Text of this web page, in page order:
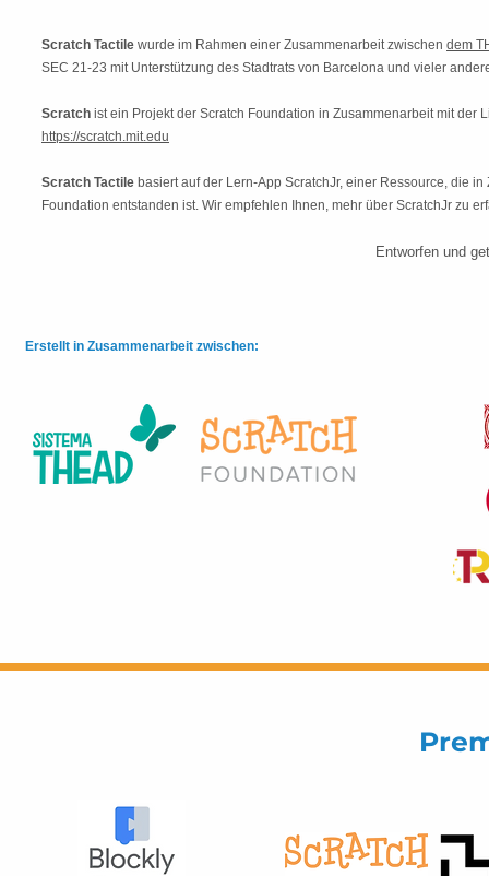
Scratch Tactile wurde im Rahmen einer Zusammenarbeit zwischen dem
SEC 21-23 mit Unterstützung des Stadtrats von Barcelona und vieler
Scratch ist ein Projekt der Scratch Foundation in Zusammenarbeit mit der
https://scratch.mit.edu
Scratch Tactile basiert auf der Lern-App ScratchJr, einer Ressource, die
Foundation entstanden ist. Wir empfehlen Ihnen, mehr über ScratchJr zu
Entworfen und
Erstellt in Zusammenarbeit zwischen: